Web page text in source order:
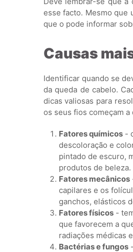
esse facto. Mesmo que
que o pode informar
Causas
Identificar quando se
da queda de cabelo.
dicas valiosas para
os seus fios começam a
Fatores químicos-
descoloração e
pintado de escuro,
produtos de beleza.
Fatores mecânicos
capilares e os
ganchos, elásticos
Fatores físicos-
que favorecem a
radiações médicas
Bactérias e fungos-